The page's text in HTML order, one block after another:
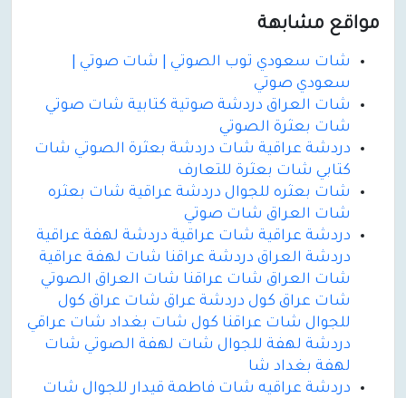
مواقع مشابهة
شات سعودي توب الصوتي | شات صوتي |
سعودي صوتي
شات العراق دردشة صوتية كتابية شات صوتي
شات بعثرة الصوتي
دردشة عراقية شات دردشة بعثرة الصوتي شات
كتابي شات بعثرة للتعارف
شات بعثره للجوال دردشة عراقية شات بعثره
شات العراق شات صوتي
دردشة عراقية شات عراقية دردشة لهفة عراقية
دردشة العراق دردشة عراقنا شات لهفة عراقية
شات العراق شات عراقنا شات العراق الصوتي
شات عراق كول دردشة عراق شات عراق كول
للجوال شات عراقنا كول شات بغداد شات عراقي
دردشة لهفة للجوال شات لهفة الصوتي شات
لهفة بغداد شا
دردشة عراقيه شات فاطمة قيدار للجوال شات